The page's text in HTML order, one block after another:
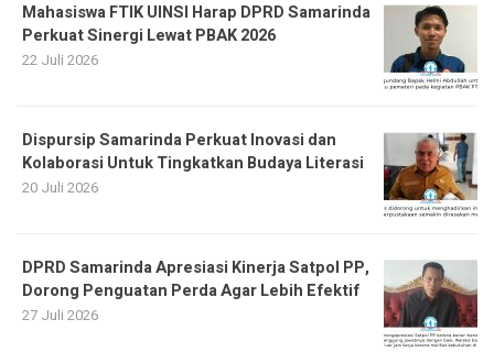
Mahasiswa FTIK UINSI Harap DPRD Samarinda
Perkuat Sinergi Lewat PBAK 2026
22 Juli 2026
Dispursip Samarinda Perkuat Inovasi dan
Kolaborasi Untuk Tingkatkan Budaya Literasi
20 Juli 2026
DPRD Samarinda Apresiasi Kinerja Satpol PP,
Dorong Penguatan Perda Agar Lebih Efektif
27 Juli 2026